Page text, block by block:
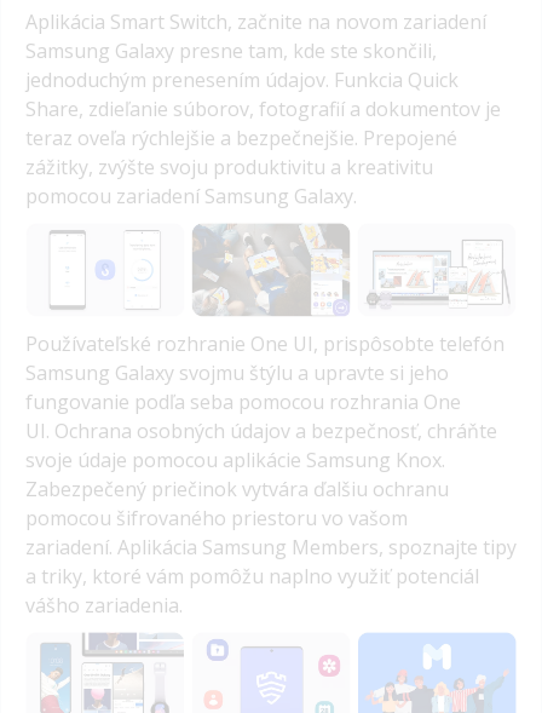
Aplikácia Smart Switch, začnite na novom zariadení
Samsung Galaxy presne tam, kde ste skončili,
jednoduchým prenesením údajov. Funkcia Quick
Share, zdieľanie súborov, fotografií a dokumentov je
teraz oveľa rýchlejšie a bezpečnejšie. Prepojené
zážitky, zvýšte svoju produktivitu a kreativitu
pomocou zariadení Samsung Galaxy.
Používateľské rozhranie One UI, prispôsobte telefón
Samsung Galaxy svojmu štýlu a upravte si jeho
fungovanie podľa seba pomocou rozhrania One
UI. Ochrana osobných údajov a bezpečnosť, chráňte
svoje údaje pomocou aplikácie Samsung Knox.
Zabezpečený priečinok vytvára ďalšiu ochranu
pomocou šifrovaného priestoru vo vašom
zariadení. Aplikácia Samsung Members, spoznajte tipy
a triky, ktoré vám pomôžu naplno využiť potenciál
vášho zariadenia.